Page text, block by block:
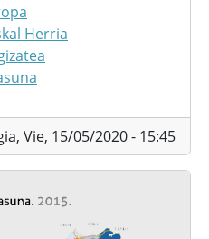
Herria
Vie, 15/05/2020 - 15:45